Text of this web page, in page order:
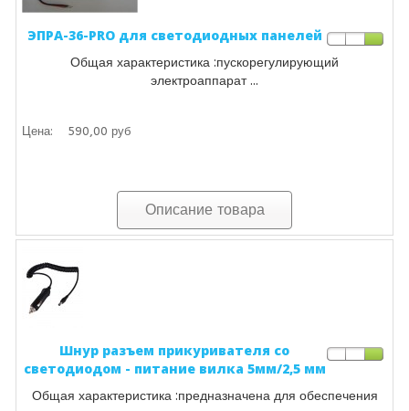
ЭПРА-36-PRO для светодиодных панелей
Общая характеристика :пускорегулирующий
электроаппарат ...
Цена: 590,00 руб
Описание товара
Шнур разъем прикуривателя со
светодиодом - питание вилка 5мм/2,5 мм
Общая характеристика :предназначена для обеспечения